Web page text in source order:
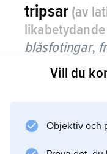
tripsar (av
blåsfotingar,
Thysanoʹptera
har världsvid
De är
Vill du
Objektiv och